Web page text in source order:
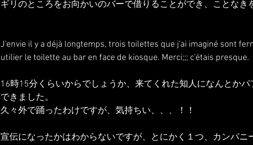
ギリのところをお向かいのバーで借りることができ、ことなき
J'envie il y a déjà longtemps, trois toilettes que j'ai imaginé sont
utilier le toilette au bar en face de kiosque. Merci;;; c'étais presque.
16時15分くらいからでしょうか、来てくれた知人になんとか
できました。
久々外で踊ったわけですが、気持ちい、、、！！
宣伝になったかはわからないですが、とにかく１つ、カンパニ